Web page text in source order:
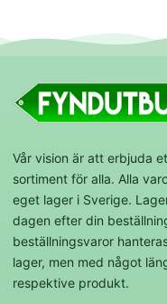
Vår vision är att erbjuda
sortiment för alla. Alla
eget lager i Sverige.
dagen efter din
beställningsvaror
lager, men med något
respektive produkt.